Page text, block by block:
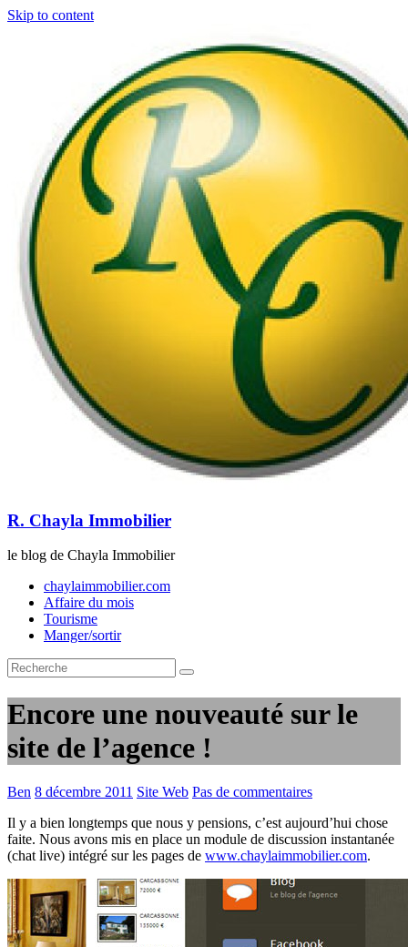
Skip to content
R. Chayla Immobilier
le blog de Chayla Immobilier
chaylaimmobilier.com
Affaire du mois
Tourisme
Manger/sortir
Encore une nouveauté sur le
site de l’agence !
Ben 8 décembre 2011 Site Web Pas de commentaires
Il y a bien longtemps que nous y pensions, c’est aujourd’hui chose
faite. Nous avons mis en place un module de discussion instantanée
(chat live) intégré sur les pages de www.chaylaimmobilier.com.